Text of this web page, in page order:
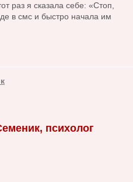
раз я сказала себе: «Стоп,
в смс и быстро начала им
психолог